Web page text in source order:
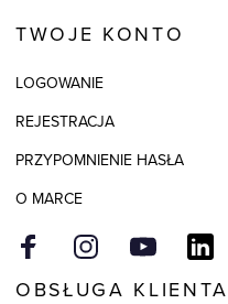
TWOJE KONTO
LOGOWANIE
REJESTRACJA
PRZYPOMNIENIE HASŁA
O MARCE
OBSŁUGA KLIENTA